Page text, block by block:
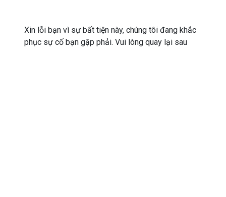
Xin lỗi bạn vì sự bất tiện này, chúng tôi đang khắc
phục sự cố bạn gặp phải. Vui lòng quay lại sau